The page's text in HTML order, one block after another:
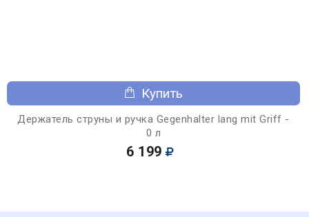
Купить
Держатель струны и ручка Gegenhalter lang mit Griff -
0 л
6 199